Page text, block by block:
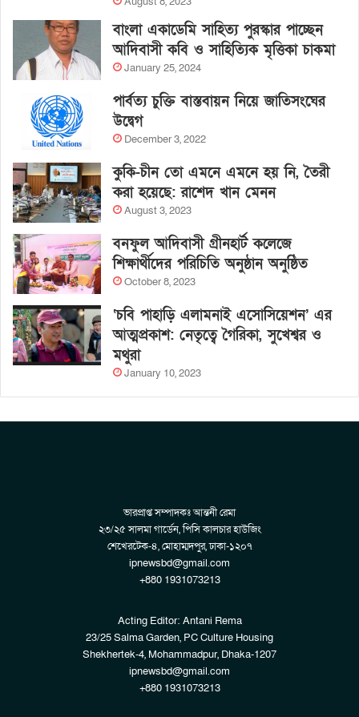
বাংলা একাডেমি সাহিত্য পুরস্কার পাচ্ছেন
আদিবাসী কবি ও সাহিত্যিক মৃত্তিকা চাকমা
January 25, 2024
পার্বত্য চুক্তি বাস্তবায়ন নিয়ে জাতিসংঘের
উদ্বেগ
December 3, 2022
কুকি-চীন তো এমনে এমনে হয় নি, তৈরী
করা হয়েছে: রাশেদ খান মেনন
August 3, 2023
বনফুল আদিবাসী গ্রীনহার্ট কলেজে
শিক্ষার্থীদের পরিচিতি অনুষ্ঠান অনুষ্ঠিত
October 8, 2023
‘চবি পাহাড়ি এলামনাই এসোসিয়েশন’ এর
আত্মপ্রকাশ: নেতৃত্বে গৈরিকা, সুখেশ্বর ও
মথুরা
January 10, 2023
ভারপ্রাপ্ত সম্পাদকঃ আন্তনী রেমা
২৩/২৫ সালমা গার্ডেন, পিসি কালচার হাউজিং
শেখেরটেক-৪, মোহাম্মদপুর, ঢাকা-১২০৭
ipnewsbd@gmail.com
+880 1931073213
Acting Editor: Antani Rema
23/25 Salma Garden, PC Culture Housing
Shekhertek-4, Mohammadpur, Dhaka-1207
ipnewsbd@gmail.com
+880 1931073213